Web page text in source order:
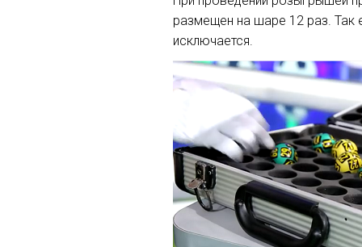
размещен на шаре 12 раз.
исключается.